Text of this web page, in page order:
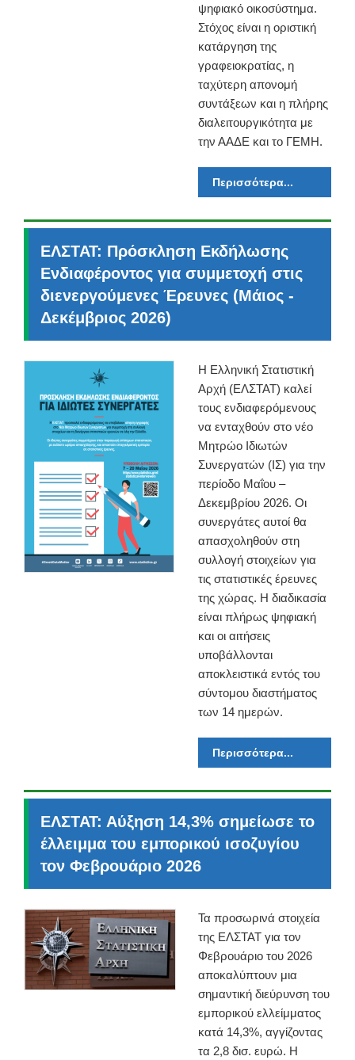
ψηφιακό οικοσύστημα.
Στόχος είναι η οριστική
κατάργηση της
γραφειοκρατίας, η
ταχύτερη απονομή
συντάξεων και η πλήρης
διαλειτουργικότητα με
την ΑΑΔΕ και το ΓΕΜΗ.
Περισσότερα...
ΕΛΣΤΑΤ: Πρόσκληση Εκδήλωσης
Ενδιαφέροντος για συμμετοχή στις
διενεργούμενες Έρευνες (Μάιος -
Δεκέμβριος 2026)
Η Ελληνική Στατιστική
Αρχή (ΕΛΣΤΑΤ) καλεί
τους ενδιαφερόμενους
να ενταχθούν στο νέο
Μητρώο Ιδιωτών
Συνεργατών (ΙΣ) για την
περίοδο Μαΐου –
Δεκεμβρίου 2026. Οι
συνεργάτες αυτοί θα
απασχοληθούν στη
συλλογή στοιχείων για
τις στατιστικές έρευνες
της χώρας. Η διαδικασία
είναι πλήρως ψηφιακή
και οι αιτήσεις
υποβάλλονται
αποκλειστικά εντός του
σύντομου διαστήματος
των 14 ημερών.
Περισσότερα...
ΕΛΣΤΑΤ: Αύξηση 14,3% σημείωσε το
έλλειμμα του εμπορικού ισοζυγίου
τον Φεβρουάριο 2026
Τα προσωρινά στοιχεία
της ΕΛΣΤΑΤ για τον
Φεβρουάριο του 2026
αποκαλύπτουν μια
σημαντική διεύρυνση του
εμπορικού ελλείμματος
κατά 14,3%, αγγίζοντας
τα 2,8 δισ. ευρώ. Η